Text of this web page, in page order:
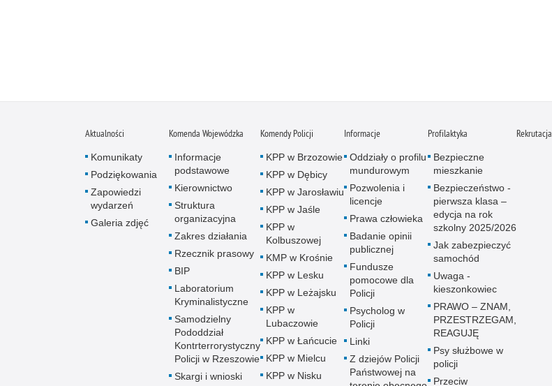
Aktualności
Komunikaty
Podziękowania
Zapowiedzi
wydarzeń
Galeria zdjęć
Komenda Wojewódzka
Informacje
podstawowe
Kierownictwo
Struktura
organizacyjna
Zakres działania
Rzecznik prasowy
BIP
Laboratorium
Kryminalistyczne
Samodzielny
Pododdział
Kontrterrorystyczny
Policji w Rzeszowie
Skargi i wnioski
Komendy Policji
KPP w Brzozowie
KPP w Dębicy
KPP w Jarosławiu
KPP w Jaśle
KPP w
Kolbuszowej
KMP w Krośnie
KPP w Lesku
KPP w Leżajsku
KPP w
Lubaczowie
KPP w Łańcucie
KPP w Mielcu
KPP w Nisku
Informacje
Oddziały o profilu
mundurowym
Pozwolenia i
licencje
Prawa człowieka
Badanie opinii
publicznej
Fundusze
pomocowe dla
Policji
Psycholog w
Policji
Linki
Z dziejów Policji
Państwowej na
Profilaktyka
Bezpieczne
mieszkanie
Bezpieczeństwo -
pierwsza klasa –
edycja na rok
szkolny 2025/2026
Jak zabezpieczyć
samochód
Uwaga -
kieszonkowiec
PRAWO – ZNAM,
PRZESTRZEGAM,
REAGUJĘ
Psy służbowe w
policji
Przeciw
Rekrutacja